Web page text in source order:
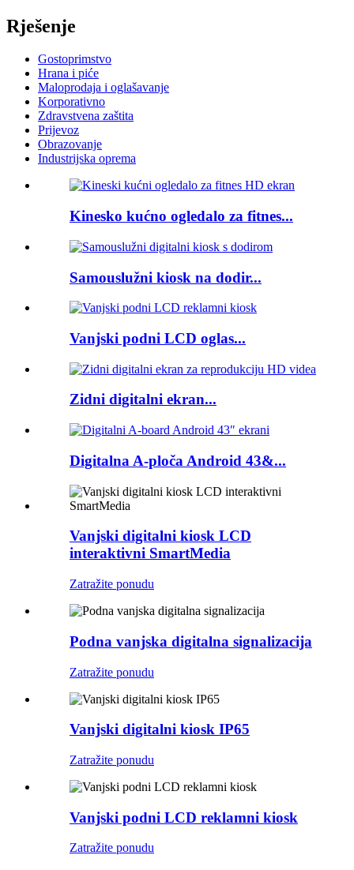
Rješenje
Gostoprimstvo
Hrana i piće
Maloprodaja i oglašavanje
Korporativno
Zdravstvena zaštita
Prijevoz
Obrazovanje
Industrijska oprema
Kinesko kućno ogledalo za fitnes...
Samouslužni kiosk na dodir...
Vanjski podni LCD oglas...
Zidni digitalni ekran...
Digitalna A-ploča Android 43&...
Vanjski digitalni kiosk LCD
interaktivni SmartMedia
Zatražite ponudu
Podna vanjska digitalna signalizacija
Zatražite ponudu
Vanjski digitalni kiosk IP65
Zatražite ponudu
Vanjski podni LCD reklamni kiosk
Zatražite ponudu